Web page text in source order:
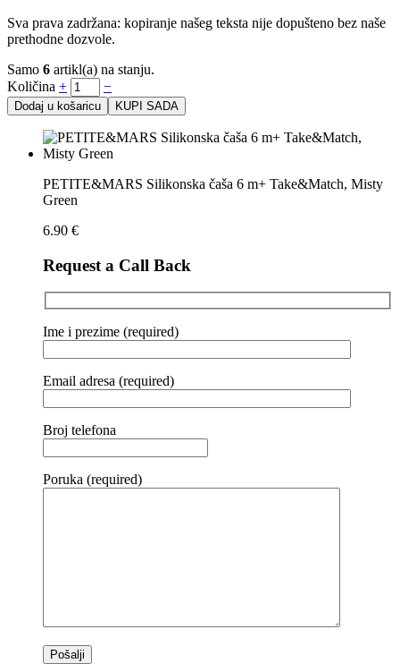
Sva prava zadržana: kopiranje našeg teksta nije dopušteno bez naše
prethodne dozvole.
Samo 6 artikl(a) na stanju.
Količina + −
Dodaj u košaricu KUPI SADA
PETITE&MARS Silikonska čaša 6 m+ Take&Match, Misty
Green
6.90 €
Request a Call Back
Ime i prezime (required)
Email adresa (required)
Broj telefona
Poruka (required)